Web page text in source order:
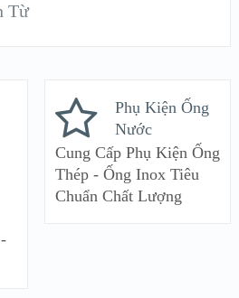
Từ
Phụ Kiện Ống
Nước
Cung Cấp Phụ Kiện Ống
Thép - Ống Inox Tiêu
Chuẩn Chất Lượng